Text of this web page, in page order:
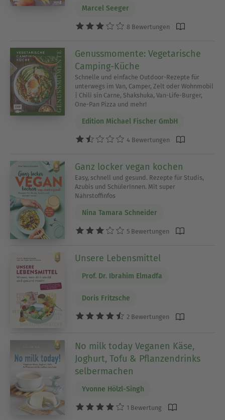
Marcel Seeger
8 Bewertungen
Genussmomente: Vegetarische
Camping-Küche
Schnelle und einfache Outdoor-Rezepte für
unterwegs im Van, Camper, Zelt oder Wohnmobil
| Chili sin Carne, Shakshuka, Van-Life-Burger,
One-Pan Pizza und mehr!
Edition Michael Fischer GmbH
4 Bewertungen
Ganz locker vegan kochen
Easy, schnell und gesund. Rezepte für Studis,
Azubis und SchülerInnen. Mit super
Nährstoffinfos
Nina Tamara Schneider
5 Bewertungen
Unsere Lebensmittel
Prof. Dr. Ibrahim Elmadfa
Doris Fritzsche
2 Bewertungen
No milk today Veganen Käse,
Joghurt, Tofu & Pflanzendrinks
selbermachen
Yvonne Hölzl-Singh
1 Bewertung